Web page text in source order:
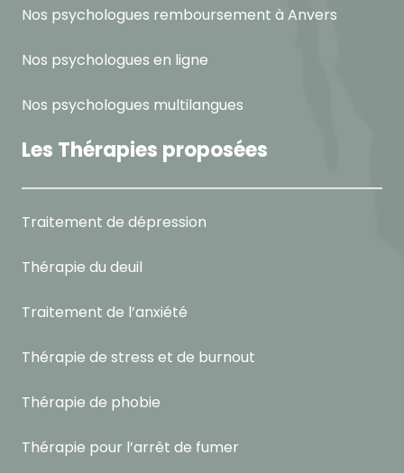
Nos psychologues remboursement à Anvers
Nos psychologues en ligne
Nos psychologues multilangues
Les Thérapies proposées
Traitement de dépression
Thérapie du deuil
Traitement de l’anxiété
Thérapie de stress et de burnout
Thérapie de phobie
Thérapie pour l’arrêt de fumer